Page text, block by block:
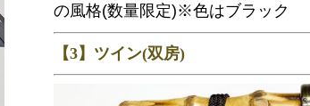
の風格(数量限定)※色はブラック
【3】ツイン(双房)